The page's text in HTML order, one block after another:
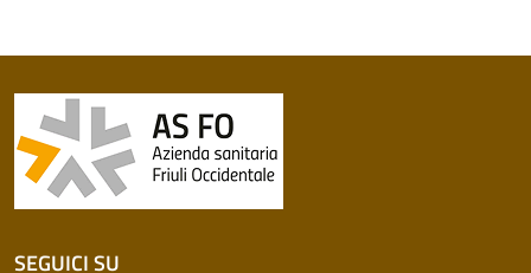
SEGUICI SU